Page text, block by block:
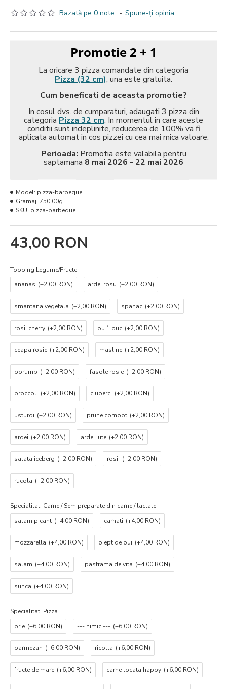
Bazată pe 0 note. - Spune-ţi opinia
Promotie 2 + 1
La oricare 3 pizza comandate din categoria
Pizza (32 cm), una este gratuita.
Cum beneficati de aceasta promotie?
In cosul dvs. de cumparaturi, adaugati 3 pizza din
categoria Pizza 32 cm. In momentul in care aceste
conditii sunt indeplinite, reducerea de 100% va fi
aplicata automat in cos pizzei cu cea mai mica valoare.
Perioada: Promotia este valabila pentru
saptamana 8 mai 2026 - 22 mai 2026
43,00 RON
Model: pizza-barbeque
Gramaj: 750.00g
SKU: pizza-barbeque
Topping Legume/Fructe
ananas (+2,00 RON) ardei rosu (+2,00 RON)
smantana vegetala (+2,00 RON) spanac (+2,00 RON)
rosii cherry (+2,00 RON) ou 1 buc (+2,00 RON)
ceapa rosie (+2,00 RON) masline (+2,00 RON)
porumb (+2,00 RON) fasole rosie (+2,00 RON)
broccoli (+2,00 RON) ciuperci (+2,00 RON)
usturoi (+2,00 RON) prune compot (+2,00 RON)
ardei (+2,00 RON) ardei iute (+2,00 RON)
salata iceberg (+2,00 RON) rosii (+2,00 RON)
rucola (+2,00 RON)
Specialitati Carne / Semipreparate din carne / lactate
salam picant (+4,00 RON) carnati (+4,00 RON)
mozzarella (+4,00 RON) piept de pui (+4,00 RON)
salam (+4,00 RON) pastrama de vita (+4,00 RON)
sunca (+4,00 RON)
Specialitati Pizza
brie (+6,00 RON) --- nimic --- (+6,00 RON)
parmezan (+6,00 RON) ricotta (+6,00 RON)
fructe de mare (+6,00 RON) carne tocata happy (+6,00 RON)